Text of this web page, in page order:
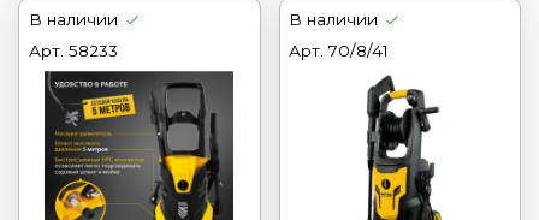
В наличии
Арт. 58233
В наличии
Арт. 70/8/41